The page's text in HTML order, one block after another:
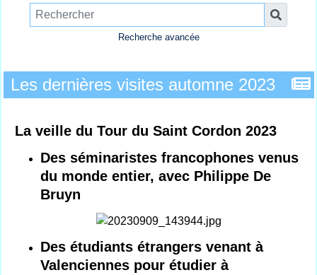
Recherche avancée
Les dernières visites automne 2023
La veille du Tour du Saint Cordon 2023
Des séminaristes francophones venus
du monde entier, avec Philippe De
Bruyn
Des étudiants étrangers venant à
Valenciennes pour étudier à